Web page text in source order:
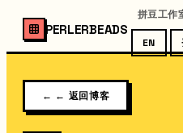
PERLERBEADS
拼豆工作
EN
← ← 返回博客